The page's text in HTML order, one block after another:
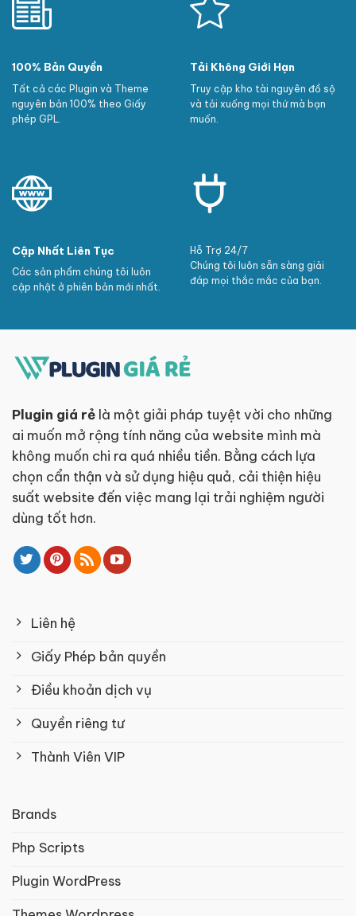
100% Bản Quyền
Tất cả các Plugin và Theme
nguyên bản 100% theo Giấy
phép GPL.
Tải Không Giới Hạn
Truy cập kho tài nguyên đồ sộ
và tải xuống mọi thứ mà bạn
muốn.
Cập Nhất Liên Tục
Các sản phẩm chúng tôi luôn
cập nhật ở phiên bản mới nhất.
Hỗ Trợ 24/7
Chúng tôi luôn sẵn sàng giải
đáp mọi thắc mắc của bạn.
Plugin giá rẻ là một giải pháp tuyệt vời cho những
ai muốn mở rộng tính năng của website mình mà
không muốn chi ra quá nhiều tiền. Bằng cách lựa
chọn cẩn thận và sử dụng hiệu quả, cải thiện hiệu
suất website đến việc mang lại trải nghiệm người
dùng tốt hơn.
Liên hệ
Giấy Phép bản quyền
Điều khoản dịch vụ
Quyền riêng tư
Thành Viên VIP
Brands
Php Scripts
Plugin WordPress